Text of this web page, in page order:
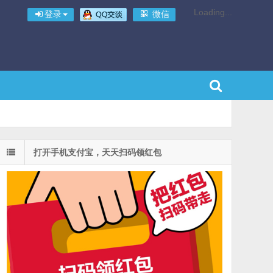
登录 微信 Loading...
打开手机支付宝，天天扫码领红包